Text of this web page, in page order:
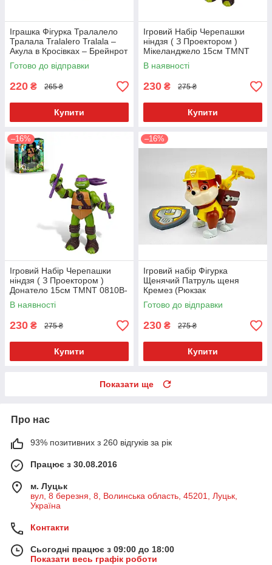
Іграшка Фігурка Тралалело
Тралала Tralalero Tralala –
Акула в Кросівках – Брейнрот
/ Італійські Меми – 11 см
Готово до відправки
220 ₴ 265 ₴
Купити
Ігровий Набір Черепашки
ніндзя ( З Проектором )
Мікеланджело 15см TMNT
0810B-3
В наявності
230 ₴ 275 ₴
Купити
–16%
Ігровий Набір Черепашки
ніндзя ( З Проектором )
Донатело 15см TMNT 0810B-
5
В наявності
230 ₴ 275 ₴
Купити
–16%
Ігровий набір Фігурка
Щенячий Патруль щеня
Кремез (Рюкзак
Відкривається) зі значком
Укр. 9958-7
Готово до відправки
230 ₴ 275 ₴
Купити
Показати ще
Про нас
93% позитивних з 260 відгуків за рік
Працює з 30.08.2016
м. Луцьк
вул, 8 березня, 8, Волинська область, 45201, Луцьк,
Україна
Контакти
Сьогодні працює з 09:00 до 18:00
Показати весь графік роботи